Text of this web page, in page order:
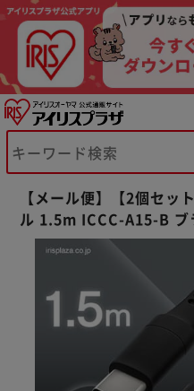
【メール便】【2個セ
ル 1.5m ICCC-A15-B ブ
※ご確認ください
カートに入れる